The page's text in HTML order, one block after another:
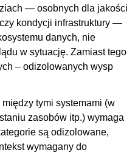
— osobnych dla jakości
kondycji infrastruktury —
danych, nie
w sytuację. Zamiast tego
– odizolowanych wysp
tymi systemami (w
zasobów itp.) wymaga
są odizolowane,
wymagany do